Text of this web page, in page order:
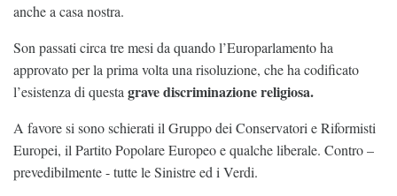
anche a casa nostra.
Son passati circa tre mesi da quando l’Europarlamento ha
approvato per la prima volta una risoluzione, che ha codificato
l’esistenza di questa grave discriminazione religiosa.
A favore si sono schierati il Gruppo dei Conservatori e Riformisti
Europei, il Partito Popolare Europeo e qualche liberale. Contro –
prevedibilmente - tutte le Sinistre ed i Verdi.